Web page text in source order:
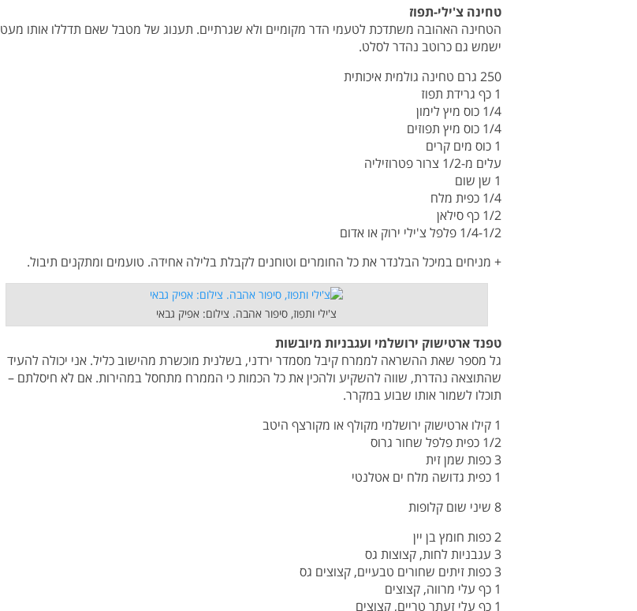
טחינה צ'ילי-תפוז
הטחינה האהובה משתדכת לטעמי הדר מקומיים ולא שגרתיים. תענוג של מטבל שאם תדללו אותו מעט
ישמש גם כרוטב נהדר לסלט.
250 גרם טחינה גולמית איכותית
1 כף גרידת תפוז
1/4 כוס מיץ לימון
1/4 כוס מיץ תפוזים
1 כוס מים קרים
עלים מ-1/2 צרור פטרוזיליה
1 שן שום
1/4 כפית מלח
1/2 כף סילאן
1/4-1/2 פלפל צ'ילי ירוק או אדום
+ מניחים במיכל הבלנדר את כל החומרים וטוחנים לקבלת בלילה אחידה. טועמים ומתקנים תיבול.
צ'ילי ותפוז, סיפור אהבה. צילום: אפיק גבאי
טפנד ארטישוק ירושלמי ועגבניות מיובשות
גל מספר שאת ההשראה לממרח קיבל מסמדר ירדני, בשלנית מוכשרת מהישוב כליל. אני יכולה להעיד
שהתוצאה נהדרת, שווה להשקיע ולהכין את כל הכמות כי הממרח מתחסל במהירות. אם לא חיסלתם –
תוכלו לשמור אותו שבוע במקרר.
1 קילו ארטישוק ירושלמי מקולף או מקורצף היטב
1/2 כפית פלפל שחור גרוס
3 כפות שמן זית
1 כפית גדושה מלח ים אטלנטי
8 שיני שום קלופות
2 כפות חומץ בן יין
3 עגבניות לחות, קצוצות גס
3 כפות זיתים שחורים טבעיים, קצוצים גס
1 כף עלי מרווה, קצוצים
1 כף עלי זעתר טריים, קצוצים